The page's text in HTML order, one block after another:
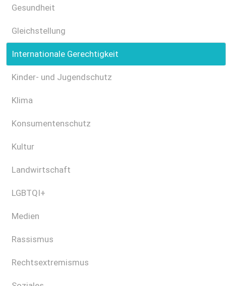
Gesundheit
Gleichstellung
Internationale Gerechtigkeit
Kinder- und Jugendschutz
Klima
Konsumentenschutz
Kultur
Landwirtschaft
LGBTQI+
Medien
Rassismus
Rechtsextremismus